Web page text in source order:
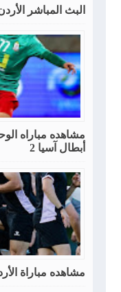
البث المباشر
مشاهده مباراه
أبطال آسيا 2
مشاهده مباراة